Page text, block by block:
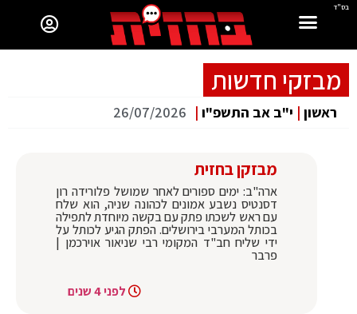
בס"ד
מבזקי חדשות
ראשון | י"ב אב התשפ"ו |
26/07/2026
מבזקן בחזית
ארה"ב: ימים ספורים לאחר שמושל פלורידה רון
דסנטיס נשבע אמונים לכהונה שניה, הוא שלח
עם ראש לשכתו פתק עם בקשה מיוחדת לתפילה
בכותל המערבי בירושלים. הפתק הגיע לכותל על
ידי שליח חב"ד המקומי רבי שניאור אוירכמן |
פרבר
לפני 4 שנים